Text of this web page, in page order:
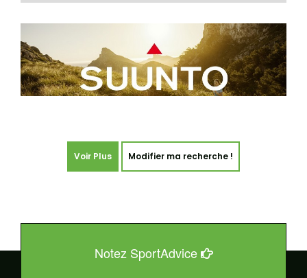
Voir Plus Modifier ma recherche !
Notez SportAdvice